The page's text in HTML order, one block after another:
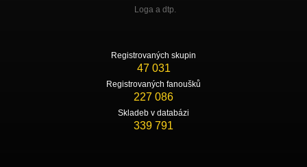
Loga a dtp.
Registrovaných skupin
47 031
Registrovaných fanoušků
227 086
Skladeb v databázi
339 791